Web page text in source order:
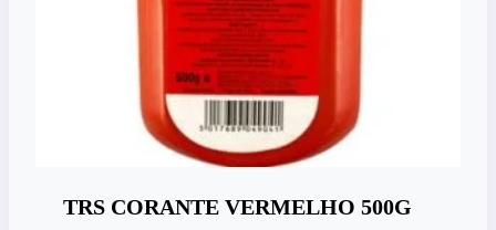
TRS CORANTE VERMELHO 500G